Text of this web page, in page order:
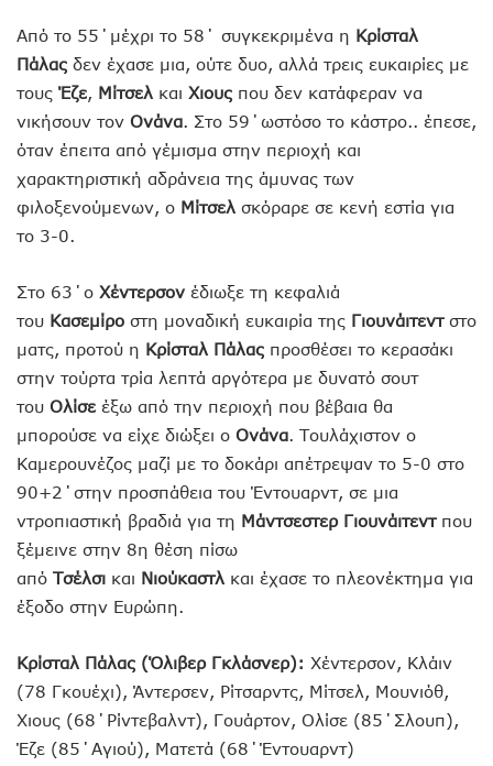
Από το 55΄μέχρι το 58΄ συγκεκριμένα η Κρίσταλ
Πάλας δεν έχασε μια, ούτε δυο, αλλά τρεις ευκαιρίες με
τους Έζε, Μίτσελ και Χιους που δεν κατάφεραν να
νικήσουν τον Ονάνα. Στο 59΄ωστόσο το κάστρο.. έπεσε,
όταν έπειτα από γέμισμα στην περιοχή και
χαρακτηριστική αδράνεια της άμυνας των
φιλοξενούμενων, ο Μίτσελ σκόραρε σε κενή εστία για
το 3-0.
Στο 63΄ο Χέντερσον έδιωξε τη κεφαλιά
του Κασεμίρο στη μοναδική ευκαιρία της Γιουνάιτεντ στο
ματς, προτού η Κρίσταλ Πάλας προσθέσει το κερασάκι
στην τούρτα τρία λεπτά αργότερα με δυνατό σουτ
του Ολίσε έξω από την περιοχή που βέβαια θα
μπορούσε να είχε διώξει ο Ονάνα. Τουλάχιστον ο
Καμερουνέζος μαζί με το δοκάρι απέτρεψαν το 5-0 στο
90+2΄στην προσπάθεια του Έντουαρντ, σε μια
ντροπιαστική βραδιά για τη Μάντσεστερ Γιουνάιτεντ που
ξέμεινε στην 8η θέση πίσω
από Τσέλσι και Νιούκαστλ και έχασε το πλεονέκτημα για
έξοδο στην Ευρώπη.
Κρίσταλ Πάλας (Όλιβερ Γκλάσνερ): Χέντερσον, Κλάιν
(78 Γκουέχι), Άντερσεν, Ρίτσαρντς, Μίτσελ, Μουνιόθ,
Χιους (68΄Ρίντεβαλντ), Γουάρτον, Ολίσε (85΄Σλουπ),
Έζε (85΄Αγιού), Ματετά (68΄Έντουαρντ)